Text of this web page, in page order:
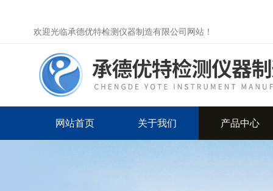
欢迎光临承德优特检测仪器制造有限公司网站！
网站首页 关于我们 产品中心